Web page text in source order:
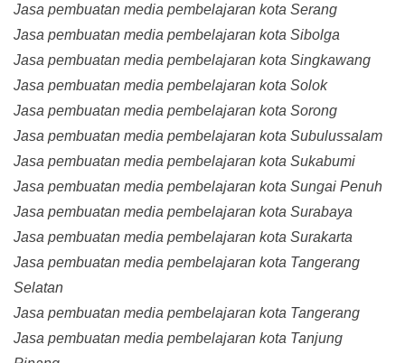
Jasa pembuatan media pembelajaran kota Serang
Jasa pembuatan media pembelajaran kota Sibolga
Jasa pembuatan media pembelajaran kota Singkawang
Jasa pembuatan media pembelajaran kota Solok
Jasa pembuatan media pembelajaran kota Sorong
Jasa pembuatan media pembelajaran kota Subulussalam
Jasa pembuatan media pembelajaran kota Sukabumi
Jasa pembuatan media pembelajaran kota Sungai Penuh
Jasa pembuatan media pembelajaran kota Surabaya
Jasa pembuatan media pembelajaran kota Surakarta
Jasa pembuatan media pembelajaran kota Tangerang
Selatan
Jasa pembuatan media pembelajaran kota Tangerang
Jasa pembuatan media pembelajaran kota Tanjung